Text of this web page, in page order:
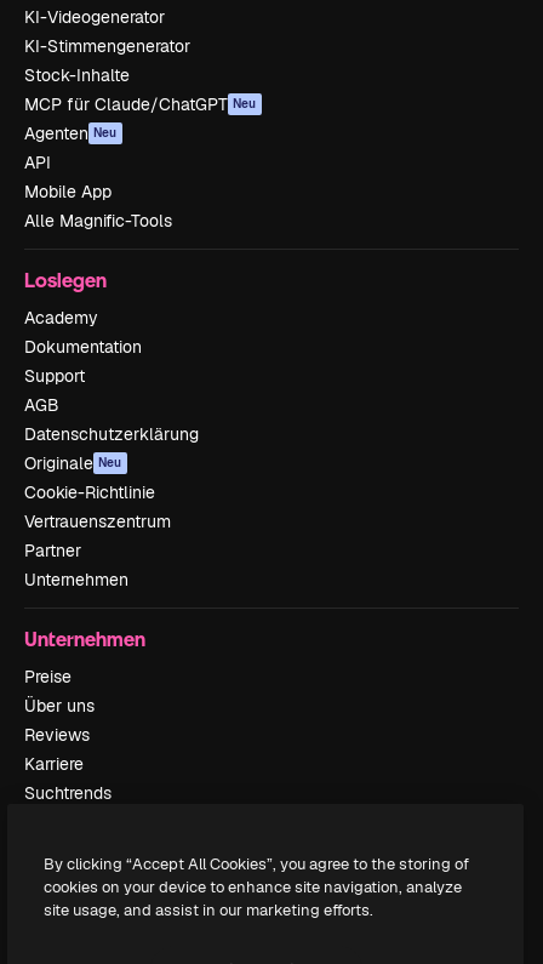
KI-Videogenerator
KI-Stimmengenerator
Stock-Inhalte
MCP für Claude/ChatGPT Neu
Agenten Neu
API
Mobile App
Alle Magnific-Tools
Loslegen
Academy
Dokumentation
Support
AGB
Datenschutzerklärung
Originale Neu
Cookie-Richtlinie
Vertrauenszentrum
Partner
Unternehmen
Unternehmen
Preise
Über uns
Reviews
Karriere
Suchtrends
Slidesgo
Deine Inhalte verkaufen
By clicking “Accept All Cookies”, you agree to the storing of
cookies on your device to enhance site navigation, analyze
site usage, and assist in our marketing efforts.